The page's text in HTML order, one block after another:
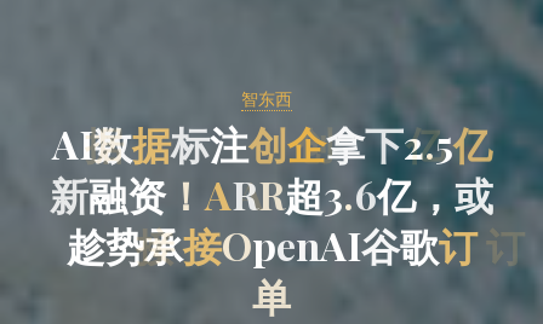
智东西
AI数据标注创企拿下2.5亿
新融资！ ARR超3.6亿， 或
趁势承接OpenAI谷歌订
单